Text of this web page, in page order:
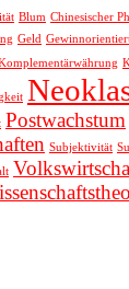
Blum Chinesischer
Geld
Postwachstum
Subjektivität